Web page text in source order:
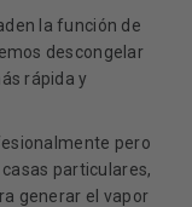
la función de
descongelar
rápida y
pero
particulares,
generar el vapor